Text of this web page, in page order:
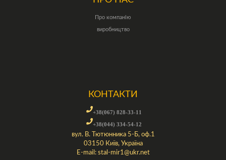
Про компанію
виробництво
КОНТАКТИ
+38(067) 828-33-11
+38(044) 334-54-12
вул. В. Тютюнника 5-Б, оф.1
03150 Київ, Україна
E-mail: stal-mir1@ukr.net